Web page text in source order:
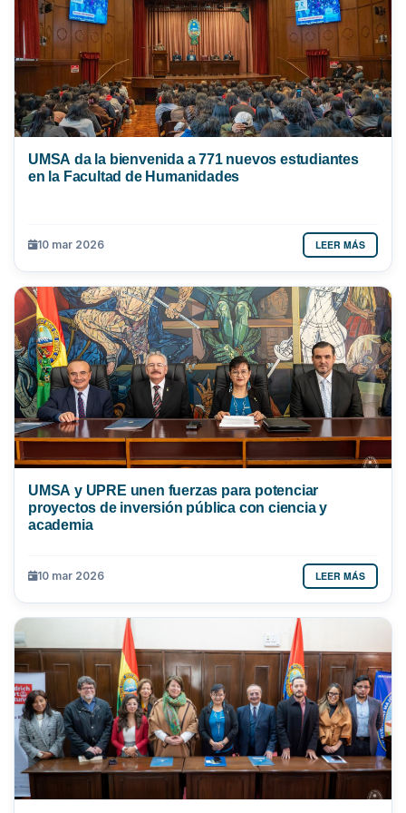
UMSA da la bienvenida a 771 nuevos estudiantes
en la Facultad de Humanidades
10 mar 2026 LEER MÁS
UMSA y UPRE unen fuerzas para potenciar
proyectos de inversión pública con ciencia y
academia
10 mar 2026 LEER MÁS